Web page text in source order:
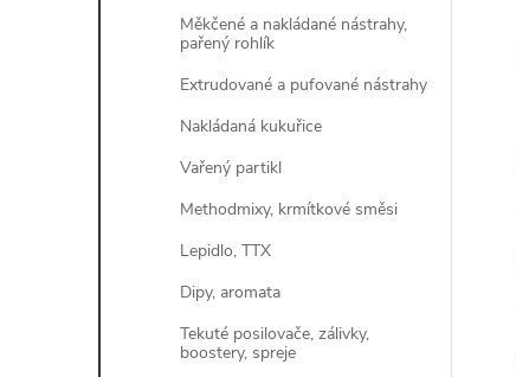
Měkčené a nakládané nástrahy,
pařený rohlík
Extrudované a pufované nástrahy
Nakládaná kukuřice
Vařený partikl
Methodmixy, krmítkové směsi
Lepidlo, TTX
Dipy, aromata
Tekuté posilovače, zálivky,
boostery, spreje